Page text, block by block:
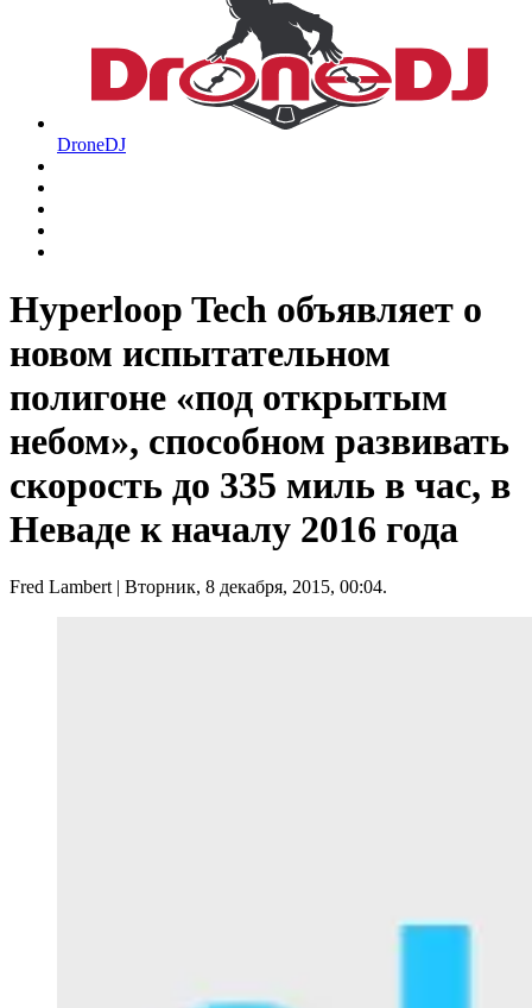
DroneDJ
Hyperloop Tech объявляет о
новом испытательном
полигоне «под открытым
небом», способном развивать
скорость до 335 миль в час, в
Неваде к началу 2016 года
Fred Lambert| Вторник, 8 декабря, 2015, 00:04.